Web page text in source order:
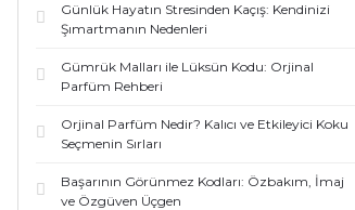
Günlük Hayatın Stresinden Kaçış: Kendinizi
Şımartmanın Nedenleri
Gümrük Malları ile Lüksün Kodu: Orjinal
Parfüm Rehberi
Orjinal Parfüm Nedir? Kalıcı ve Etkileyici Koku
Seçmenin Sırları
Başarının Görünmez Kodları: Özbakım, İmaj
ve Özgüven Üçgen